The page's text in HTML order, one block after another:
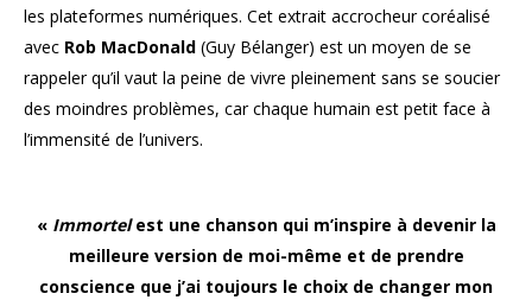
les plateformes numériques. Cet extrait accrocheur coréalisé
avec Rob MacDonald (Guy Bélanger) est un moyen de se
rappeler qu’il vaut la peine de vivre pleinement sans se soucier
des moindres problèmes, car chaque humain est petit face à
l’immensité de l’univers.
« Immortelest une chanson qui m’inspire à devenir la
meilleure version de moi-même et de prendre
conscience que j’ai toujours le choix de changer mon